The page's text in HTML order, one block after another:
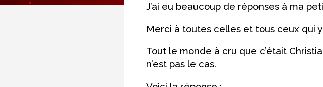
J’ai eu beaucoup de réponses à ma
Merci à toutes celles et tous ceux qui
Tout le monde à cru que c’était
n’est pas le cas.